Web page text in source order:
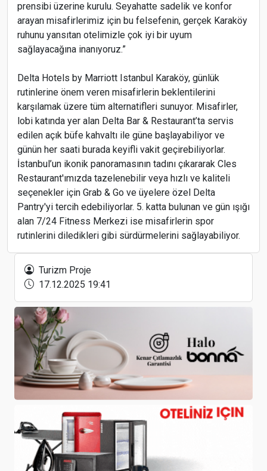
prensibi üzerine kurulu. Seyahatte sadelik ve konfor
arayan misafirlerimiz için bu felsefenin, gerçek Karaköy
ruhunu yansıtan otelimizle çok iyi bir uyum
sağlayacağına inanıyoruz.”
Delta Hotels by Marriott Istanbul Karaköy, günlük
rutinlerine önem veren misafirlerin beklentilerini
karşılamak üzere tüm alternatifleri sunuyor. Misafirler,
lobi katında yer alan Delta Bar & Restaurant’ta servis
edilen açık büfe kahvaltı ile güne başlayabiliyor ve
günün her saati burada keyifli vakit geçirebiliyorlar.
İstanbul’un ikonik panoramasının tadını çıkararak Cles
Restaurant'ımızda tazelenebilir veya hızlı ve kaliteli
seçenekler için Grab & Go ve üyelere özel Delta
Pantry'yi tercih edebiliyorlar. 5. katta bulunan ve gün ışığı
alan 7/24 Fitness Merkezi ise misafirlerin spor
rutinlerini diledikleri gibi sürdürmelerini sağlayabiliyor.
Turizm Proje
17.12.2025 19:41
şirketinden biri oldu
Kastamonu’da eski belediye misafirhanesi butik
otel olacak
Elite World, Hayata Sarıl Lokantası’yla Sosyal
Dayanışmaya Örnek Oldu